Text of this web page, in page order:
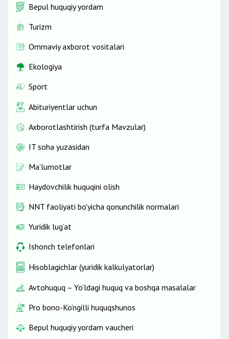
Bepul huquqiy yordam
Turizm
Ommaviy axborot vositalari
Ekologiya
Sport
Abituriyentlar uchun
Axborotlashtirish (turfa Mavzular)
IT soha yuzasidan
Ma’lumotlar
Haydovchilik huquqini olish
NNT faoliyati bo'yicha qonunchilik normalari
Yuridik lug‘at
Ishonch telefonlari
Hisoblagichlar (yuridik kalkulyatorlar)
Avtohuquq – Yo‘ldagi huquq va boshqa masalalar
Pro bono-Ko‘ngilli huquqshunos
Bepul huquqiy yordam vaucheri